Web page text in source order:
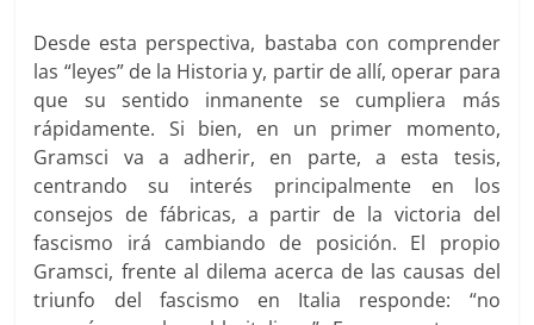
Desde esta perspectiva, bastaba con comprender
las “leyes” de la Historia y, partir de allí, operar para
que su sentido inmanente se cumpliera más
rápidamente. Si bien, en un primer momento,
Gramsci va a adherir, en parte, a esta tesis,
centrando su interés principalmente en los
consejos de fábricas, a partir de la victoria del
fascismo irá cambiando de posición. El propio
Gramsci, frente al dilema acerca de las causas del
triunfo del fascismo en Italia responde: “no